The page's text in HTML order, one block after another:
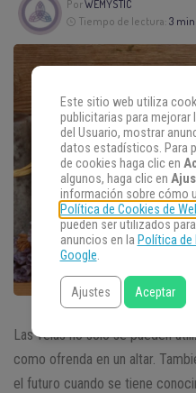
PorWEMYSTIC
Tiempo de lectura: 3 min
Las velas no sólo se pueden
como ofrenda en un altar.
el futuro cuando se tiene
Este sitio web utiliza
publicitarias para mejorar
del Usuario, mostrar
datos estadísticos. Para
de cookies haga clic en
algunos, haga clic en
información sobre cómo
Política de Cookies de
pueden ser utilizados
anuncios en la Política de
Google.
Ajustes Aceptar